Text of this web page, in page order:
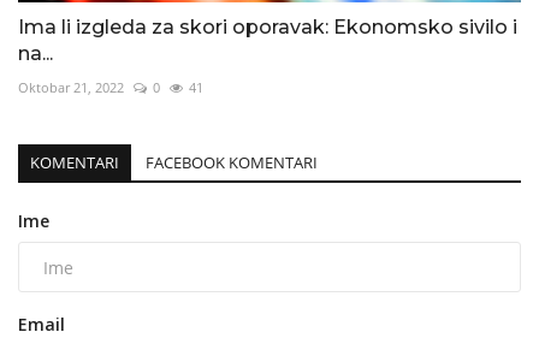
Ima li izgleda za skori oporavak: Ekonomsko sivilo i
na...
Oktobar 21, 2022 0 41
KOMENTARI FACEBOOK KOMENTARI
Ime
Email